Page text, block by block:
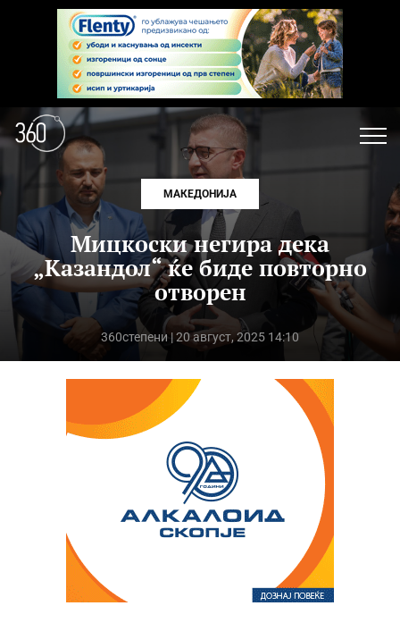
МАКЕДОНИЈА
Мицкоски негира дека
„Казандол“ ќе биде повторно
отворен
360степени | 20 август, 2025 14:10